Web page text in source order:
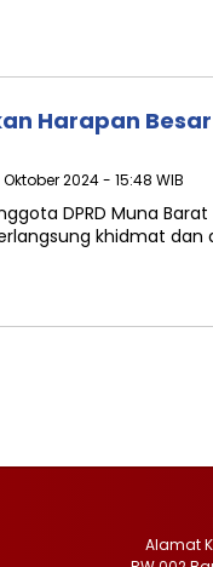
Harapan
Oktober 2024 - 15:48 WIB
anggota DPRD Muna
khidmat dan
Alamat